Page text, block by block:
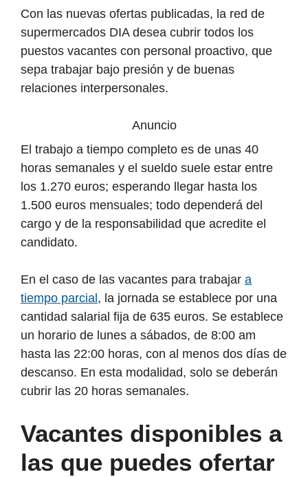
Con las nuevas ofertas publicadas, la red de
supermercados DIA desea cubrir todos los
puestos vacantes con personal proactivo, que
sepa trabajar bajo presión y de buenas
relaciones interpersonales.
Anuncio
El trabajo a tiempo completo es de unas 40
horas semanales y el sueldo suele estar entre
los 1.270 euros; esperando llegar hasta los
1.500 euros mensuales; todo dependerá del
cargo y de la responsabilidad que acredite el
candidato.
En el caso de las vacantes para trabajar a
tiempo parcial , la jornada se establece por una
cantidad salarial fija de 635 euros. Se establece
un horario de lunes a sábados, de 8:00 am
hasta las 22:00 horas, con al menos dos días de
descanso. En esta modalidad, solo se deberán
cubrir las 20 horas semanales.
Vacantes disponibles a
las que puedes ofertar